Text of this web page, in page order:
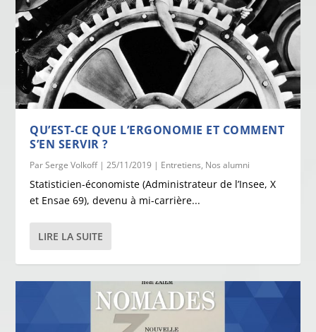
QU’EST-CE QUE L’ERGONOMIE ET COMMENT
S’EN SERVIR ?
ParSerge Volkoff|25/11/2019 | Entretiens, Nos alumni
Statisticien-économiste (Administrateur de l’Insee, X
et Ensae 69), devenu à mi-carrière...
LIRE LA SUITE